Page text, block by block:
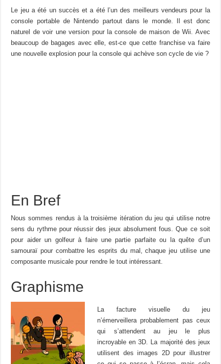
Le jeu a été un succès et a été l’un des meilleurs vendeurs pour la
console portable de Nintendo partout dans le monde. Il est donc
naturel de voir une version pour la console de maison de Wii. Avec
beaucoup de bagages avec elle, est-ce que cette franchise va faire
une nouvelle explosion pour la console qui achève son cycle de vie ?
En Bref
Nous sommes rendus à la troisième itération du jeu qui utilise notre
sens du rythme pour réussir des jeux absolument fous. Que ce soit
pour aider un golfeur à faire une partie parfaite ou la quête d’un
samouraï pour combattre les esprits du mal, chaque jeu utilise une
composante musicale pour rendre le tout intéressant.
Graphisme
La facture visuelle du jeu
n’émerveillera probablement pas ceux
qui s’attendent au jeu le plus
incroyable en 3D. La majorité des jeux
utilisent des images 2D pour illustrer